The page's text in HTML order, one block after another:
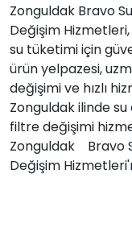
Zonguldak Bravo
Değişim
su tüketimi için
ürün yelpazesi,
değişimi ve hızlı
Zonguldak ilinde su
filtre değişimi
Zonguldak Bravo
Değişim